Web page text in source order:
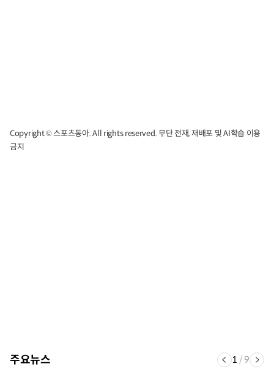
Copyright © 스포츠동아. All rights reserved. 무단 전재, 재배포 및 AI학습 이용
금지
주요뉴스 1 /9